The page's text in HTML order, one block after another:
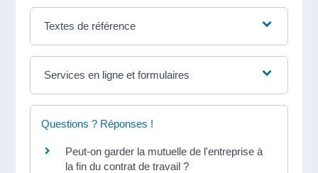
Textes de référence
Services en ligne et formulaires
Questions ? Réponses !
Peut-on garder la mutuelle de l'entreprise à
la fin du contrat de travail ?